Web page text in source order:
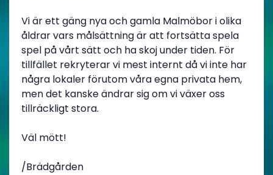
Vi är ett gäng nya och gamla Malmöbor i olika
åldrar vars målsättning är att fortsätta spela
spel på vårt sätt och ha skoj under tiden. För
tillfället rekryterar vi mest internt då vi inte har
några lokaler förutom våra egna privata hem,
men det kanske ändrar sig om vi växer oss
tillräckligt stora.
Väl mött!
/Brädgården